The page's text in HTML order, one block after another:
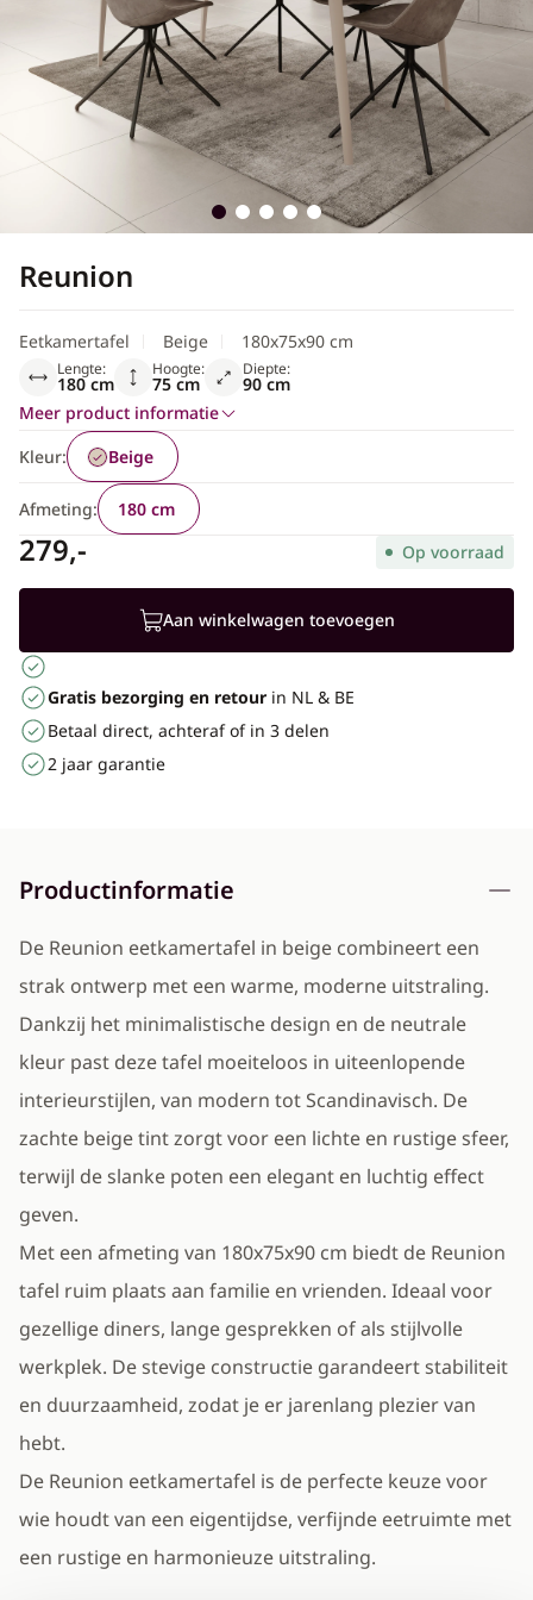
Scandinavisch
Reunion
Eetkamertafel Beige 180x75x90 cm
Lengte:
180 cm
Hoogte:
75 cm
Diepte:
90 cm
Meer product informatie
Kleur:
Beige
Afmeting: 180 cm
279,- Op voorraad
Aan winkelwagen toevoegen
Gratis bezorging en retour in NL & BE
Betaal direct, achteraf of in 3 delen
2 jaar garantie
Productinformatie
De Reunion eetkamertafel in beige combineert een
strak ontwerp met een warme, moderne uitstraling.
Dankzij het minimalistische design en de neutrale
kleur past deze tafel moeiteloos in uiteenlopende
interieurstijlen, van modern tot Scandinavisch. De
zachte beige tint zorgt voor een lichte en rustige sfeer,
terwijl de slanke poten een elegant en luchtig effect
geven.
Met een afmeting van 180x75x90 cm biedt de Reunion
tafel ruim plaats aan familie en vrienden. Ideaal voor
gezellige diners, lange gesprekken of als stijlvolle
werkplek. De stevige constructie garandeert stabiliteit
en duurzaamheid, zodat je er jarenlang plezier van
hebt.
De Reunion eetkamertafel is de perfecte keuze voor
wie houdt van een eigentijdse, verfijnde eetruimte met
een rustige en harmonieuze uitstraling.